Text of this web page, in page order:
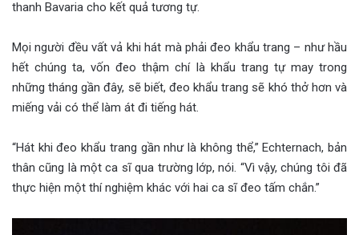
thanh Bavaria cho kết quả tương tự.
Mọi người đều vất vả khi hát mà phải đeo khẩu trang – như hầu
hết chúng ta, vốn đeo thậm chí là khẩu trang tự may trong
những tháng gần đây, sẽ biết, đeo khẩu trang sẽ khó thở hơn và
miếng vải có thể làm át đi tiếng hát.
“Hát khi đeo khẩu trang gần như là không thể,” Echternach, bản
thân cũng là một ca sĩ qua trường lớp, nói. “Vì vậy, chúng tôi đã
thực hiện một thí nghiệm khác với hai ca sĩ đeo tấm chắn.”